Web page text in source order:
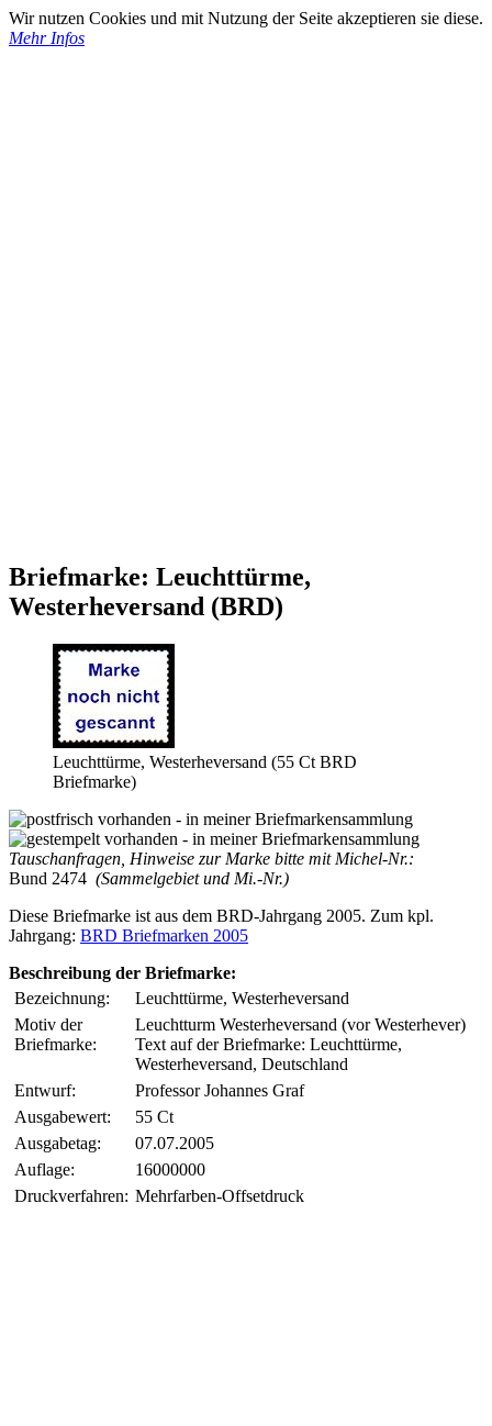
Wir nutzen Cookies und mit Nutzung der Seite akzeptieren sie diese.
Mehr Infos
Briefmarke: Leuchttürme,
Westerheversand (BRD)
Leuchttürme, Westerheversand (55 Ct BRD
Briefmarke)
Tauschanfragen, Hinweise zur Marke bitte mit Michel-Nr.:
Bund 2474 (Sammelgebiet und Mi.-Nr.)
Diese Briefmarke ist aus dem BRD-Jahrgang 2005. Zum kpl.
Jahrgang: BRD Briefmarken 2005
Beschreibung der Briefmarke:
Bezeichnung:
Leuchttürme, Westerheversand
Motiv der
Briefmarke:
Leuchtturm Westerheversand (vor Westerhever)
Text auf der Briefmarke: Leuchttürme,
Westerheversand, Deutschland
Entwurf:
Professor Johannes Graf
Ausgabewert:
55 Ct
Ausgabetag:
07.07.2005
Auflage:
16000000
Druckverfahren: Mehrfarben-Offsetdruck